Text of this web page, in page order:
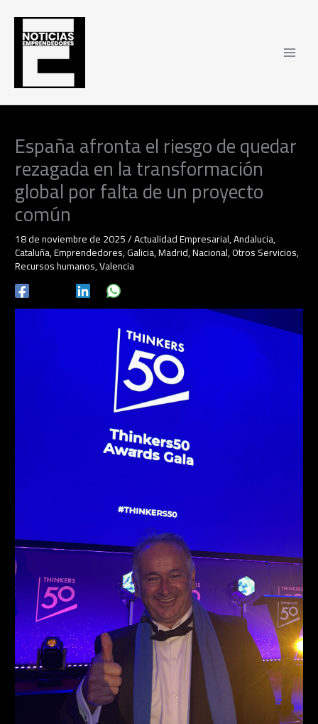
contenido
España afronta el riesgo de quedar
rezagada en la transformación
global por falta de un proyecto
común
18 de noviembre de 2025/Actualidad Empresarial,Andalucia,
Cataluña,Emprendedores,Galicia,Madrid,Nacional,Otros Servicios,
Recursos humanos,Valencia